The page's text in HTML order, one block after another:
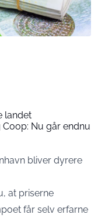
landet
Nu går endnu
bliver dyrere
at priserne
får selv erfarne